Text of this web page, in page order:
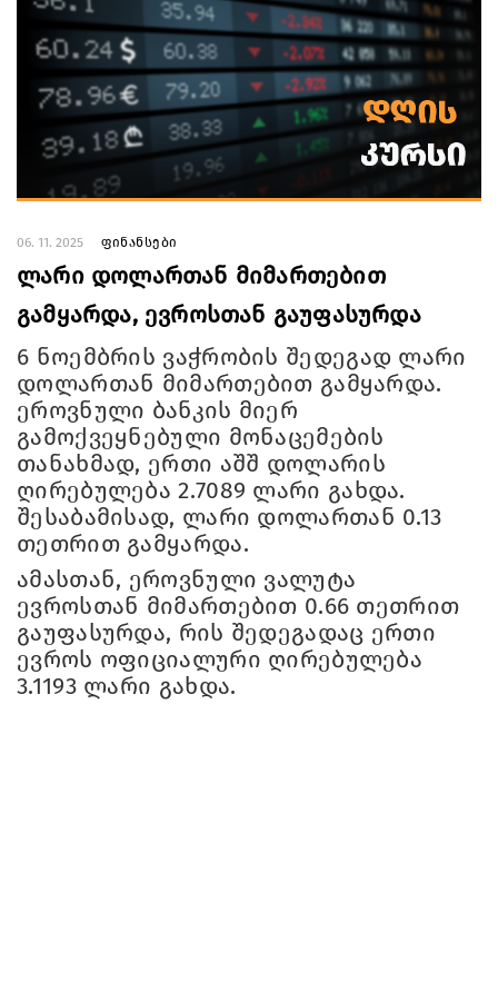
06. 11. 2025 ფინანსები
ლარი დოლართან მიმართებით
გამყარდა, ევროსთან გაუფასურდა
6 ნოემბრის ვაჭრობის შედეგად ლარი
დოლართან მიმართებით გამყარდა.
ეროვნული ბანკის მიერ
გამოქვეყნებული მონაცემების
თანახმად, ერთი აშშ დოლარის
ღირებულება 2.7089 ლარი გახდა.
შესაბამისად, ლარი დოლართან 0.13
თეთრით გამყარდა.
ამასთან, ეროვნული ვალუტა
ევროსთან მიმართებით 0.66 თეთრით
გაუფასურდა, რის შედეგადაც ერთი
ევროს ოფიციალური ღირებულება
3.1193 ლარი გახდა.